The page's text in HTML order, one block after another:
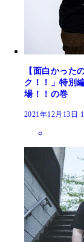
【面白かった
ク！！」特別
場！！の巻
2021年12月13日